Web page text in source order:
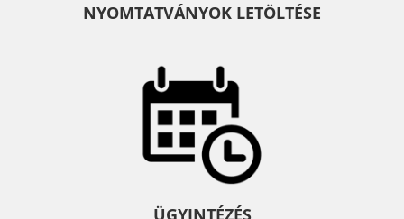
NYOMTATVÁNYOK LETÖLTÉSE
ÜGYINTÉZÉS